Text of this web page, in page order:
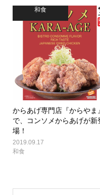
和食
からあげ専門店『からやま』
で、コンソメからあげが新
場！
2019.09.17
和食